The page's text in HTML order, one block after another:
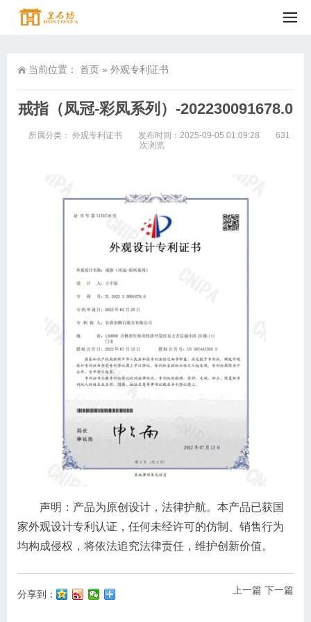
当前位置： 首页 » 外观专利证书
戒指（凤冠-彩凤系列）-202230091678.0
所属分类： 外观专利证书 发布时间：2025-09-05 01:09:28
631
次浏览
声明：产品为原创设计，法律护航。本产品已获国
家外观设计专利认证，任何未经许可的仿制、销售行为
均构成侵权，将依法追究法律责任，维护创新价值。
上一篇 下一篇
分享到：